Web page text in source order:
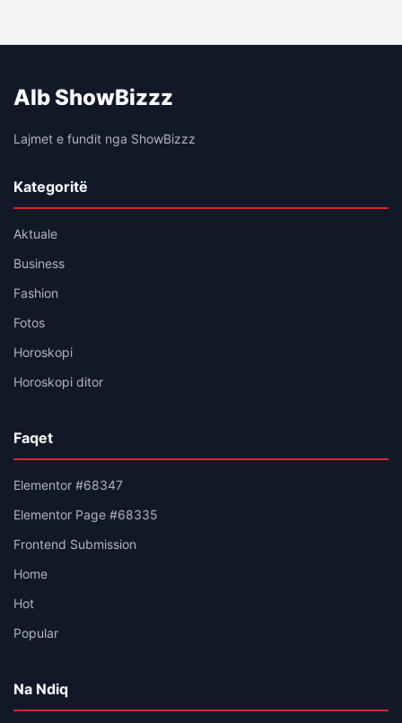
Alb ShowBizzz
Lajmet e fundit nga ShowBizzz
Kategoritë
Aktuale
Business
Fashion
Fotos
Horoskopi
Horoskopi ditor
Faqet
Elementor #68347
Elementor Page #68335
Frontend Submission
Home
Hot
Popular
Na Ndiq